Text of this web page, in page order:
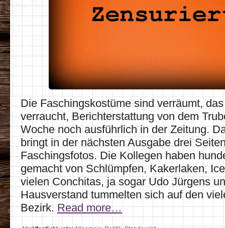
Die Faschingskostüme sind verräumt,
verraucht, Berichterstattung von dem
Woche noch ausführlich in der Zeitung.
bringt in der nächsten Ausgabe drei
Faschingsfotos. Die Kollegen haben
gemacht von Schlümpfen, Kakerlaken,
vielen Conchitas, ja sogar Udo Jürgens
Hausverstand tummelten sich auf den
Bezirk.Read more…